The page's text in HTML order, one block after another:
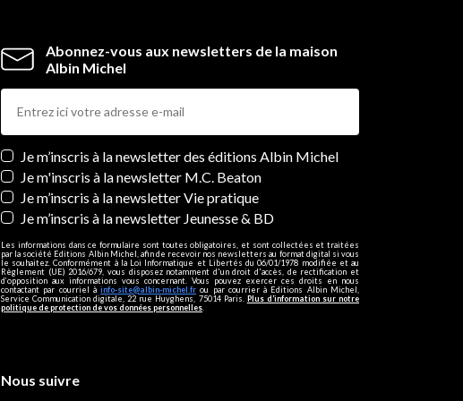
Abonnez-vous aux newsletters de la maison
Albin Michel
Newsletters
Je m’inscris à la newsletter des éditions Albin Michel
Je m'inscris à la newsletter M.C. Beaton
Je m’inscris à la newsletter Vie pratique
Je m’inscris à la newsletter Jeunesse & BD
Les informations dans ce formulaire sont toutes obligatoires, et sont collectées et traitées
par la société Editions Albin Michel, afin de recevoir nos newsletters au format digital si vous
le souhaitez. Conformément à la Loi Informatique et Libertés du 06/01/1978 modifiée et au
Règlement (UE) 2016/679, vous disposez notamment d'un droit d'accès, de rectification et
d’opposition aux informations vous concernant. Vous pouvez exercer ces droits en nous
contactant par courriel àinfo-site@albin-michel.fr ou par courrier à Editions Albin Michel,
Service Communication digitale, 22 rue Huyghens, 75014 Paris. Plus d’information sur notre
politique de protection de vos données personnelles
Nous suivre